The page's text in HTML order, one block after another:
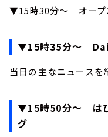
▼15時30分～ オープ
▼15時35分～
当日の主なニュースを
▼15時50分～ は
グ